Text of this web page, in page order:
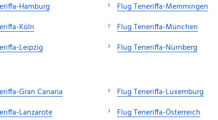
Hamburg
Köln
Leipzig
Flug Teneriffa-Memmingen
Flug Teneriffa-München
Flug Teneriffa-Nürnberg
Gran Canaria
Lanzarote
Flug Teneriffa-Luxemburg
Flug Teneriffa-Österreich